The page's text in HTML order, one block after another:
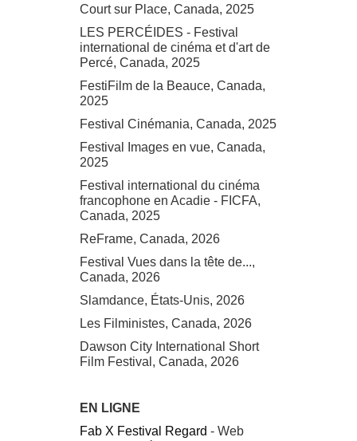
Court sur Place, Canada, 2025
LES PERCÉIDES - Festival
international de cinéma et d'art de
Percé, Canada, 2025
FestiFilm de la Beauce, Canada,
2025
Festival Cinémania, Canada, 2025
Festival Images en vue, Canada,
2025
Festival international du cinéma
francophone en Acadie - FICFA,
Canada, 2025
ReFrame, Canada, 2026
Festival Vues dans la tête de...,
Canada, 2026
Slamdance, États-Unis, 2026
Les Filministes, Canada, 2026
Dawson City International Short
Film Festival, Canada, 2026
EN LIGNE
Fab X Festival Regard - Web